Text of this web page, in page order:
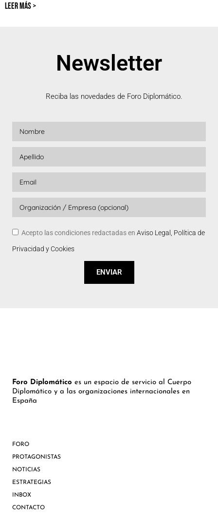
LEER MÁS >
Newsletter
Reciba las novedades de Foro Diplomático.
Acepto las condiciones redactadas en Aviso Legal, Política de
Privacidad y Cookies
ENVIAR
Foro Diplomático es un espacio de servicio al Cuerpo
Diplomático y a las organizaciones internacionales en
España
FORO
PROTAGONISTAS
NOTICIAS
ESTRATEGIAS
INBOX
CONTACTO